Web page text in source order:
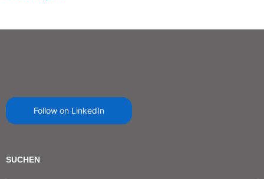
Follow on LinkedIn
SUCHEN